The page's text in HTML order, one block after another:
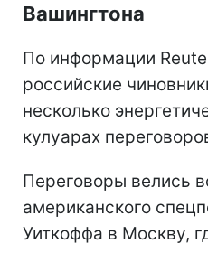
Вашингтона
По информации
российские
несколько
кулуарах
Переговоры велись
американского
Уиткоффа в Москву,